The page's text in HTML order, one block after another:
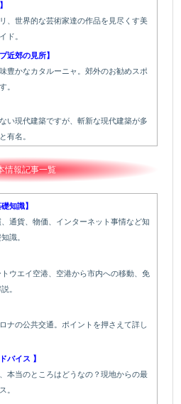
、世界的な芸術家達の作品を見尽くす美
ド。
近郊の見所】
豊かなカタルーニャ。郊外のお勧めスポ
。
い現代建築ですが、斬新な現代建築が多
有名。
情報記事一覧
知識】
通貨、物価、インターネット事情など知
識。
ウエイ空港、空港から市内への移動、免
。
ナの公共交通。ポイントを押さえて詳し
バイス 】
本当のところはどうなの？現地からの最
。